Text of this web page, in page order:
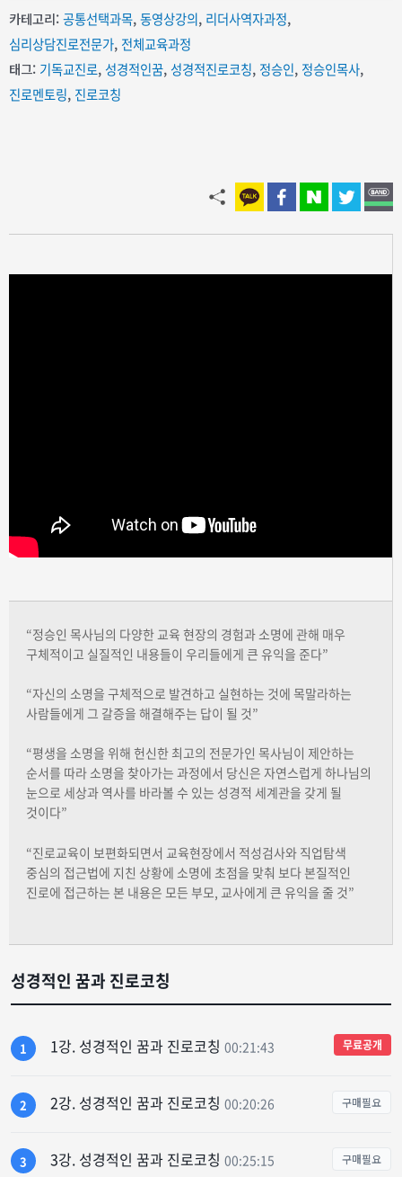
카테고리:공통선택과목,동영상강의, 리더사역자과정,
심리상담진로전문가, 전체교육과정
태그: 기독교진로, 성경적인꿈, 성경적진로코칭, 정승인, 정승인목사,
진로멘토링, 진로코칭
“정승인 목사님의 다양한 교육 현장의 경험과 소명에 관해 매우
구체적이고 실질적인 내용들이 우리들에게 큰 유익을 준다”
“자신의 소명을 구체적으로 발견하고 실현하는 것에 목말라하는
사람들에게 그 갈증을 해결해주는 답이 될 것”
“평생을 소명을 위해 헌신한 최고의 전문가인 목사님이 제안하는
순서를 따라 소명을 찾아가는 과정에서 당신은 자연스럽게 하나님의
눈으로 세상과 역사를 바라볼 수 있는 성경적 세계관을 갖게 될
것이다”
“진로교육이 보편화되면서 교육현장에서 적성검사와 직업탐색
중심의 접근법에 지친 상황에 소명에 초점을 맞춰 보다 본질적인
진로에 접근하는 본 내용은 모든 부모, 교사에게 큰 유익을 줄 것”
성경적인 꿈과 진로코칭
1 1강. 성경적인 꿈과 진로코칭 00:21:43 무료공개
2 2강. 성경적인 꿈과 진로코칭 00:20:26 구매필요
3 3강. 성경적인 꿈과 진로코칭 00:25:15 구매필요